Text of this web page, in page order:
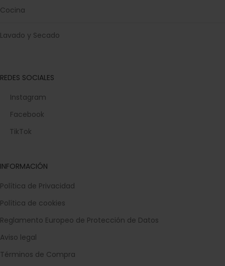
Cocina
Lavado y Secado
REDES SOCIALES
Instagram
Facebook
TikTok
INFORMACIÓN
Política de Privacidad
Política de cookies
Reglamento Europeo de Protección de Datos
Aviso legal
Términos de Compra